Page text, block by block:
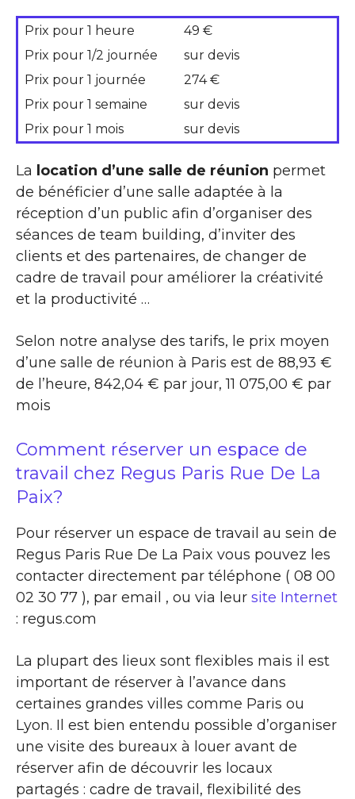
Prix pour 1 heure
49 €
Prix pour 1/2 journée
sur devis
Prix pour 1 journée
274 €
Prix pour 1 semaine
sur devis
Prix pour 1 mois
sur devis
La location d’une salle de réunion permet
de bénéficier d’une salle adaptée à la
réception d’un public afin d’organiser des
séances de team building, d’inviter des
clients et des partenaires, de changer de
cadre de travail pour améliorer la créativité
et la productivité …
Selon notre analyse des tarifs, le prix moyen
d’une salle de réunion à Paris est de 88,93 €
de l’heure, 842,04 € par jour, 11 075,00 € par
mois
Comment réserver un espace de
travail chez Regus Paris Rue De La
Paix?
Pour réserver un espace de travail au sein de
Regus Paris Rue De La Paix vous pouvez les
contacter directement par téléphone ( 08 00
02 30 77 ), par email , ou via leur site Internet
: regus.com
La plupart des lieux sont flexibles mais il est
important de réserver à l’avance dans
certaines grandes villes comme Paris ou
Lyon. Il est bien entendu possible d’organiser
une visite des bureaux à louer avant de
réserver afin de découvrir les locaux
partagés : cadre de travail, flexibilité des